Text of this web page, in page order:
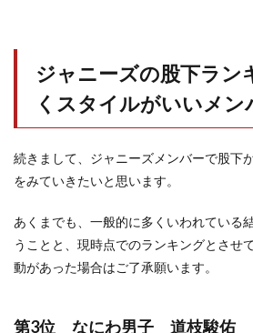
ジャニーズの股下ラン
くスタイルがいいメン
続きまして、ジャニーズメンバーで股下
をみていきたいと思います。
あくまでも、一般的に多くいわれている
うことと、現時点でのランキングとさせ
動があった場合はご了承願います。
第3位 なにわ男子 道枝駿佑